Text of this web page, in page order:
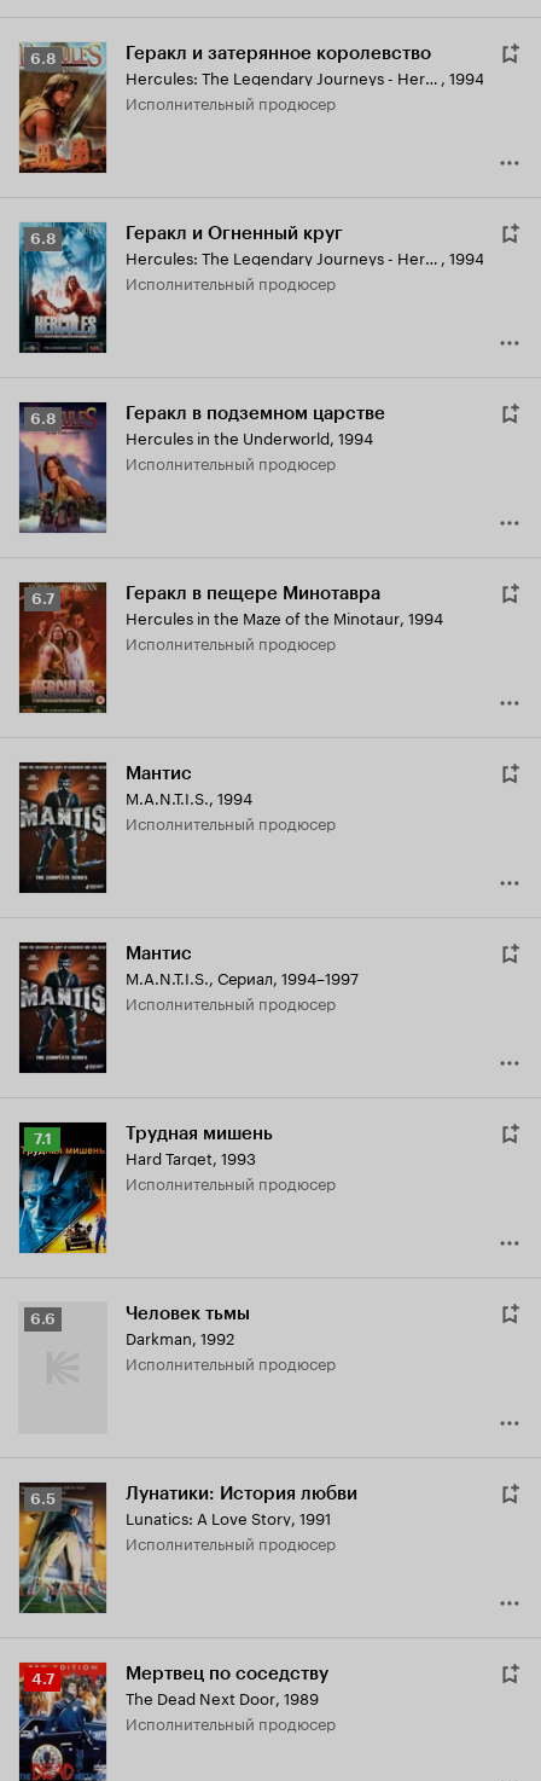
Рейтинг
Кинопоиска
6.8
6.8 Геракл и затерянное королевство
Hercules: The Legendary Journeys - Hercules and the Lost Kingdom , 1994
исполнительный продюсер
Рейтинг
Кинопоиска
6.8
6.8 Геракл и Огненный круг
Hercules: The Legendary Journeys - Hercules and the Circle of Fire , 1994
исполнительный продюсер
Рейтинг
Кинопоиска
6.8
6.8 Геракл в подземном царстве
Hercules in the Underworld, 1994
исполнительный продюсер
Рейтинг
Кинопоиска
6.7
6.7 Геракл в пещере Минотавра
Hercules in the Maze of the Minotaur, 1994
исполнительный продюсер
Мантис
M.A.N.T.I.S., 1994
исполнительный продюсер
Мантис
M.A.N.T.I.S., Сериал, 1994–1997
исполнительный продюсер
Рейтинг
Кинопоиска
7.1
7.1 Трудная мишень
Hard Target, 1993
исполнительный продюсер
Рейтинг
6.6 Человек тьмы
Darkman, 1992
исполнительный продюсер
Рейтинг
Кинопоиска
6.5
6.5 Лунатики: История любви
Lunatics: A Love Story, 1991
исполнительный продюсер
Рейтинг
Кинопоиска
4.7
4.7 Мертвец по соседству
The Dead Next Door, 1989
исполнительный продюсер